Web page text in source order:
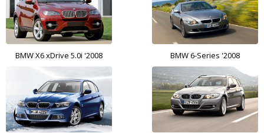
BMW X6 xDrive 5.0i '2008 BMW 6-Series '2008